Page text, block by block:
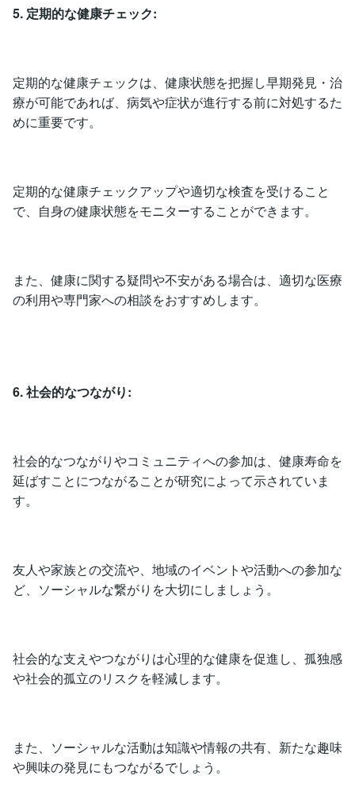
5. 定期的な健康チェック:
定期的な健康チェックは、健康状態を把握し早期発見・治
療が可能であれば、病気や症状が進行する前に対処するた
めに重要です。
定期的な健康チェックアップや適切な検査を受けること
で、自身の健康状態をモニターすることができます。
また、健康に関する疑問や不安がある場合は、適切な医療
の利用や専門家への相談をおすすめします。
6. 社会的なつながり:
社会的なつながりやコミュニティへの参加は、健康寿命を
延ばすことにつながることが研究によって示されていま
す。
友人や家族との交流や、地域のイベントや活動への参加な
ど、ソーシャルな繋がりを大切にしましょう。
社会的な支えやつながりは心理的な健康を促進し、孤独感
や社会的孤立のリスクを軽減します。
また、ソーシャルな活動は知識や情報の共有、新たな趣味
や興味の発見にもつながるでしょう。